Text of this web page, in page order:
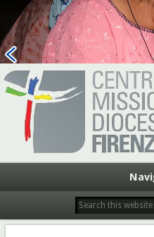
Centro